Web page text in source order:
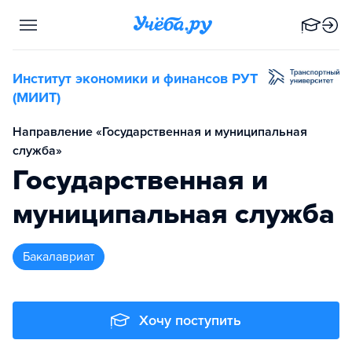
Институт экономики и финансов РУТ
(МИИТ)
Направление «Государственная и муниципальная
служба»
Государственная и
муниципальная служба
бакалавриат
Хочу поступить